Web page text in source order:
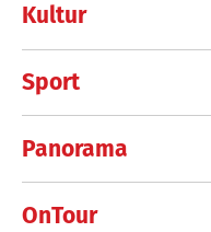
Kultur
Sport
Panorama
OnTour